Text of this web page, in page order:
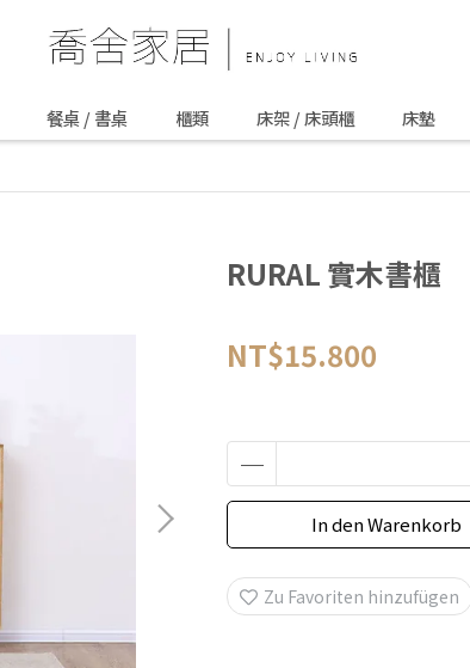
餐桌 / 書桌 櫃類 床架 / 床頭櫃 床墊
RURAL 實木書櫃
NT$15.800
In den Warenkorb
Zu Favoriten hinzufügen